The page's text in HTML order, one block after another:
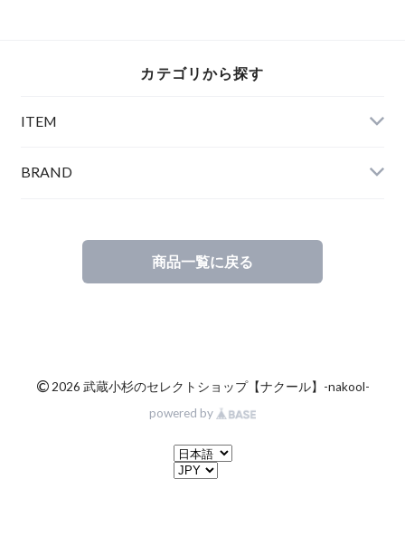
カテゴリから探す
ITEM
BRAND
商品一覧に戻る
©2026 武蔵小杉のセレクトショップ【ナクール】-nakool-
powered by